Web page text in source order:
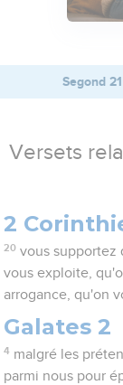
Segond 21
Versets
2
20 vous supportez
vous exploite,
arrogance, qu'on
Galates 2
4 malgré les
parmi nous pour